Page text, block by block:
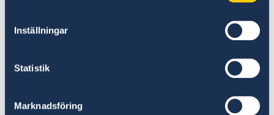
Inställningar
Statistik
Marknadsföring